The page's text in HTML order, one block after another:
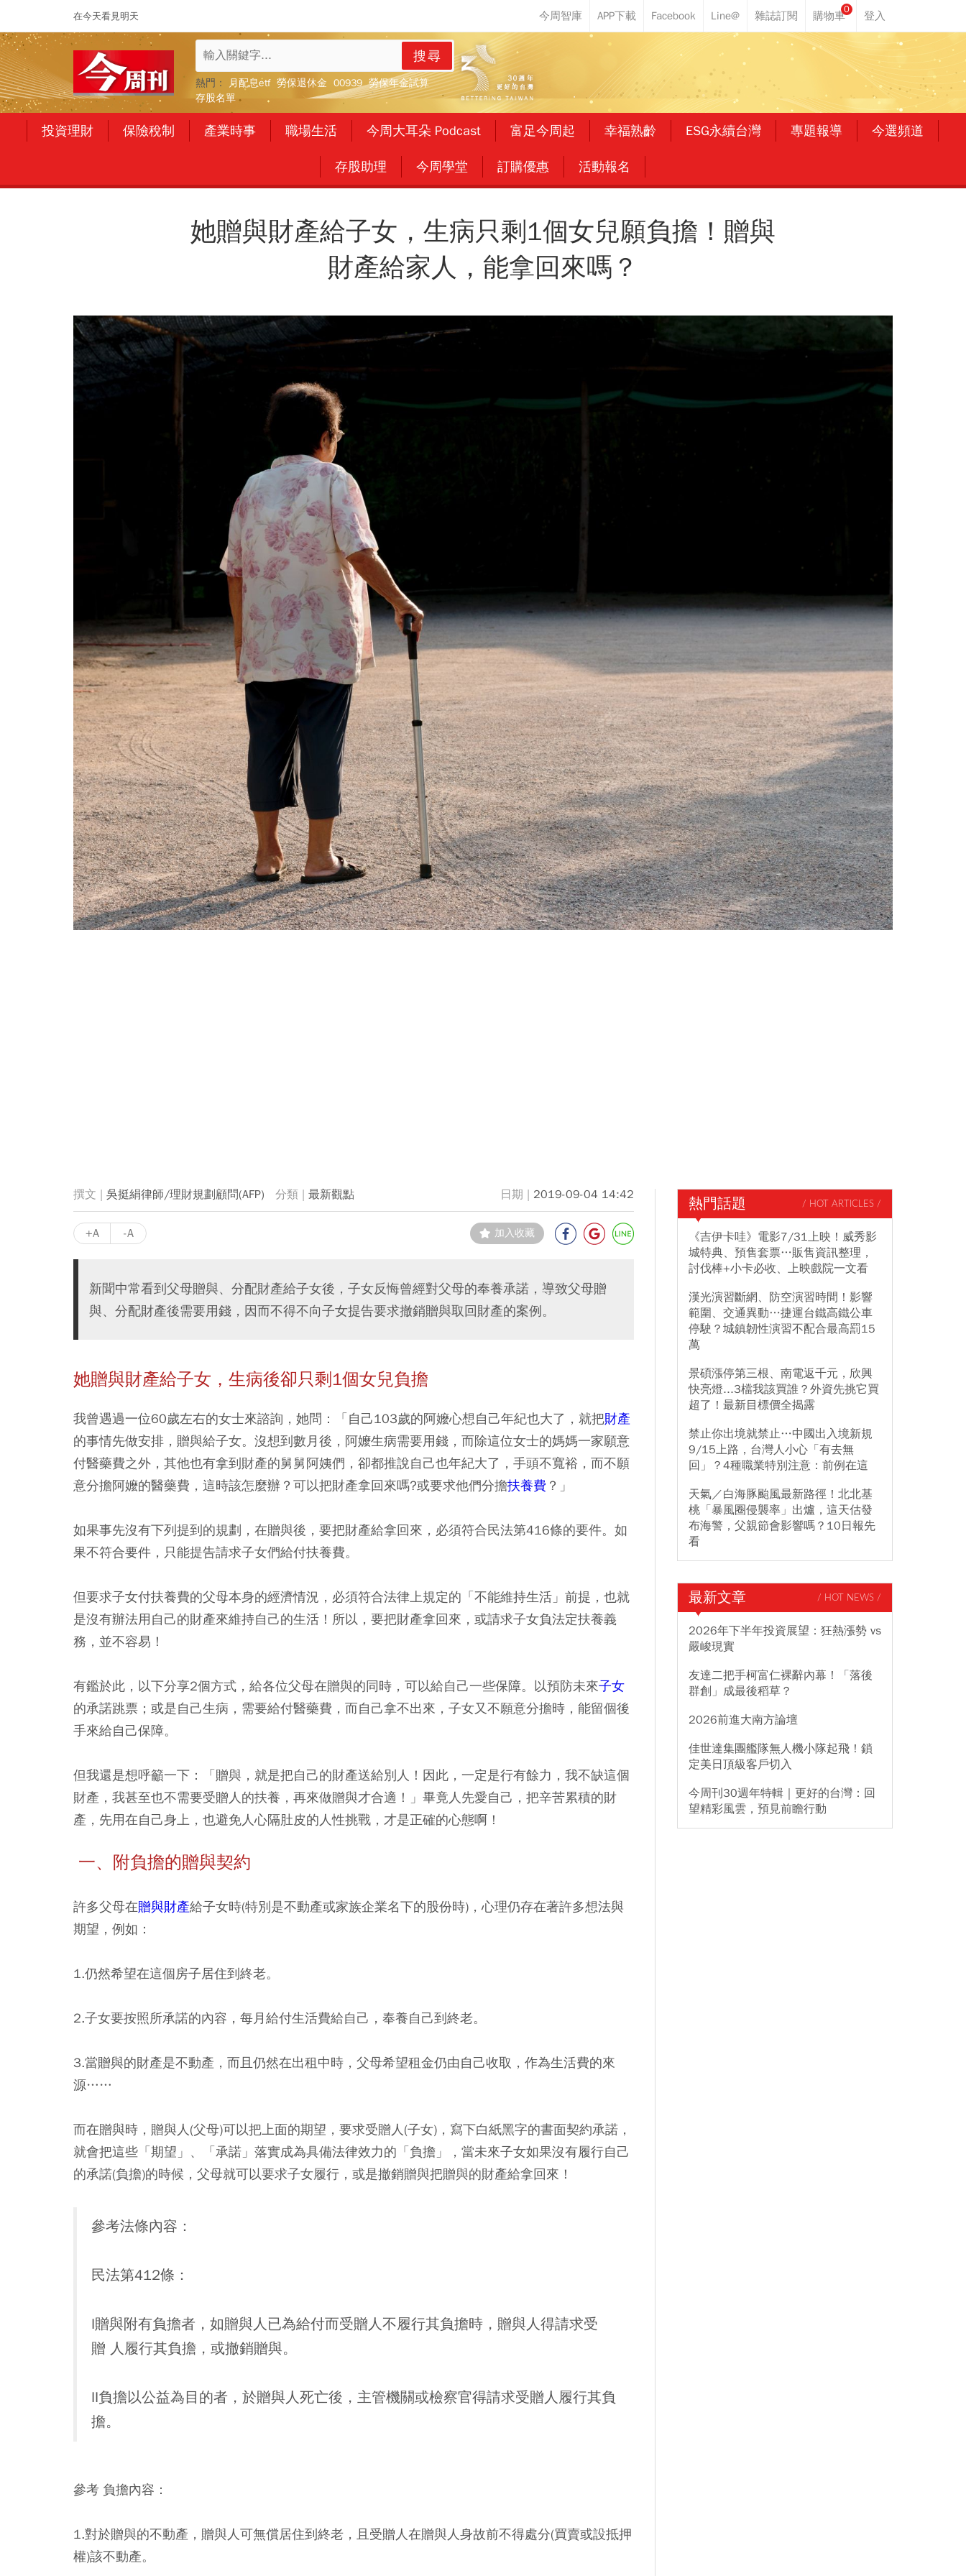
在今天看見明天
0
搜尋
熱門： 月配息etf 勞保退休金 00939 勞保年金試算
存股名單
投資理財 保險稅制 產業時事 職場生活 今周大耳朵 Podcast 富足今周起 幸福熟齡 ESG永續台灣 專題報導 今選頻道
存股助理 今周學堂 訂購優惠 活動報名
她贈與財產給子女，生病只剩1個女兒願負擔！贈與
財產給家人，能拿回來嗎？
吳挺絹律師/理財規劃顧問(AFP) 最新觀點 2019-09-04 14:42
+A -A 加入收藏
新聞中常看到父母贈與、分配財產給子女後，子女反悔曾經對父母的奉養承諾，導致父母贈
與、分配財產後需要用錢，因而不得不向子女提告要求撤銷贈與取回財產的案例。
她贈與財產給子女，生病後卻只剩1個女兒負擔
我曾遇過一位60歲左右的女士來諮詢，她問：「自己103歲的阿嬤心想自己年紀也大了，就把財產
的事情先做安排，贈與給子女。沒想到數月後，阿嬤生病需要用錢，而除這位女士的媽媽一家願意
付醫藥費之外，其他也有拿到財產的舅舅阿姨們，卻都推說自己也年紀大了，手頭不寬裕，而不願
意分擔阿嬤的醫藥費，這時該怎麼辦？可以把財產拿回來嗎?或要求他們分擔扶養費 ？」
如果事先沒有下列提到的規劃，在贈與後，要把財產給拿回來，必須符合民法第416條的要件。如
果不符合要件，只能提告請求子女們給付扶養費。
但要求子女付扶養費的父母本身的經濟情況，必須符合法律上規定的「不能維持生活」前提，也就
是沒有辦法用自己的財產來維持自己的生活！所以，要把財產拿回來，或請求子女負法定扶養義
務，並不容易！
有鑑於此，以下分享2個方式，給各位父母在贈與的同時，可以給自己一些保障。以預防未來子女
的承諾跳票；或是自己生病，需要給付醫藥費，而自己拿不出來，子女又不願意分擔時，能留個後
手來給自己保障。
但我還是想呼籲一下：「贈與，就是把自己的財產送給別人！因此，一定是行有餘力，我不缺這個
財產，我甚至也不需要受贈人的扶養，再來做贈與才合適！」畢竟人先愛自己，把辛苦累積的財
產，先用在自己身上，也避免人心隔肚皮的人性挑戰，才是正確的心態啊！
一、附負擔的贈與契約
許多父母在贈與財產給子女時(特別是不動產或家族企業名下的股份時)，心理仍存在著許多想法與
期望，例如：
1.仍然希望在這個房子居住到終老。
2.子女要按照所承諾的內容，每月給付生活費給自己，奉養自己到終老。
3.當贈與的財產是不動產，而且仍然在出租中時，父母希望租金仍由自己收取，作為生活費的來
源……
而在贈與時，贈與人(父母)可以把上面的期望，要求受贈人(子女)，寫下白紙黑字的書面契約承諾，
就會把這些「期望」、「承諾」落實成為具備法律效力的「負擔」，當未來子女如果沒有履行自己
的承諾(負擔)的時候，父母就可以要求子女履行，或是撤銷贈與把贈與的財產給拿回來！
參考法條內容：
民法第412條：
I贈與附有負擔者，如贈與人已為給付而受贈人不履行其負擔時，贈與人得請求受
贈 人履行其負擔，或撤銷贈與。
II負擔以公益為目的者，於贈與人死亡後，主管機關或檢察官得請求受贈人履行其負
擔。
參考 負擔內容：
1.對於贈與的不動產，贈與人可無償居住到終老，且受贈人在贈與人身故前不得處分(買賣或設抵押
權)該不動產。
熱門話題 / HOT ARTICLES /
《吉伊卡哇》電影7/31上映！威秀影
城特典、預售套票…販售資訊整理，
討伐棒+小卡必收、上映戲院一文看
漢光演習斷網、防空演習時間！影響
範圍、交通異動…捷運台鐵高鐵公車
停駛？城鎮韌性演習不配合最高罰15
萬
景碩漲停第三根、南電返千元，欣興
快亮燈...3檔我該買誰？外資先挑它買
超了！最新目標價全揭露
禁止你出境就禁止…中國出入境新規
9/15上路，台灣人小心「有去無
回」？4種職業特別注意：前例在這
天氣／白海豚颱風最新路徑！北北基
桃「暴風圈侵襲率」出爐，這天估發
布海警，父親節會影響嗎？10日報先
看
最新文章 / HOT NEWS /
2026年下半年投資展望：狂熱漲勢 vs
嚴峻現實
友達二把手柯富仁裸辭內幕！「落後
群創」成最後稻草？
2026前進大南方論壇
佳世達集團艦隊無人機小隊起飛！鎖
定美日頂級客戶切入
今周刊30週年特輯｜更好的台灣：回
望精彩風雲，預見前瞻行動